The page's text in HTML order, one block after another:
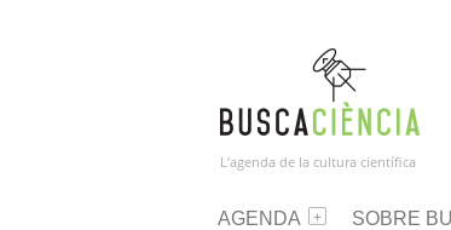
L’agenda de la cultura científica
AGENDA SOBRE